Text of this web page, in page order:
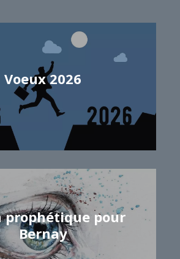
Voeux 2026
prophétique pour
Bernay
Samuel GRISEL